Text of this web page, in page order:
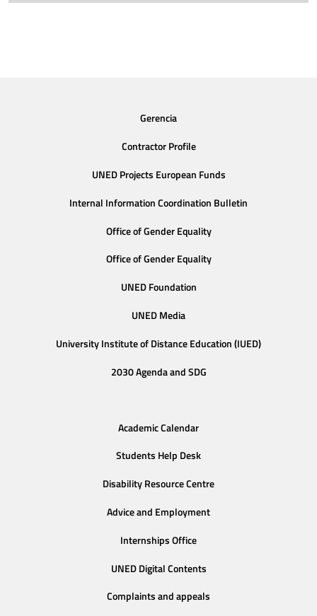
Gerencia
Contractor Profile
UNED Projects European Funds
Internal Information Coordination Bulletin
Office of Gender Equality
Office of Gender Equality
UNED Foundation
UNED Media
University Institute of Distance Education (IUED)
2030 Agenda and SDG
Academic Calendar
Students Help Desk
Disability Resource Centre
Advice and Employment
Internships Office
UNED Digital Contents
Complaints and appeals